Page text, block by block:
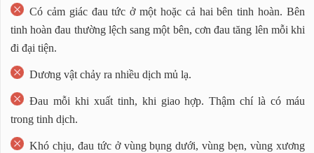
Có cảm giác đau tức ở một hoặc cả hai bên tinh hoàn. Bên
tinh hoàn đau thường lệch sang một bên, cơn đau tăng lên mỗi khi
đi đại tiện.
Dương vật chảy ra nhiều dịch mủ lạ.
Đau mỗi khi xuất tinh, khi giao hợp. Thậm chí là có máu
trong tinh dịch.
Khó chịu, đau tức ở vùng bụng dưới, vùng bẹn, vùng xương